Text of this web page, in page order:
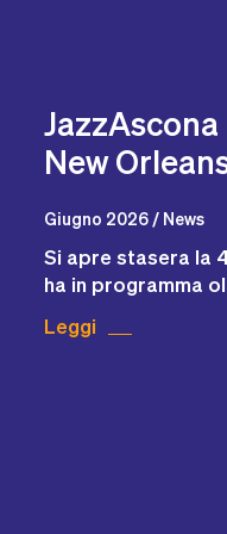
New
Giugno 2026 / News
Si apre stasera la
ha in programma
Leggi